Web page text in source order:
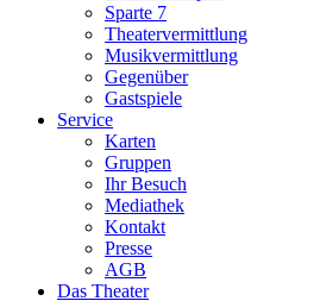
Sparte 7
Theatervermittlung
Musikvermittlung
Gegenüber
Gastspiele
Service
Karten
Gruppen
Ihr Besuch
Mediathek
Kontakt
Presse
AGB
Das Theater